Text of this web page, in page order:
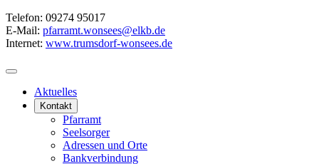
Telefon: 09274 95017
E-Mail: pfarramt.wonsees@elkb.de
Internet: www.trumsdorf-wonsees.de
Aktuelles
Kontakt
Pfarramt
Seelsorger
Adressen und Orte
Bankverbindung